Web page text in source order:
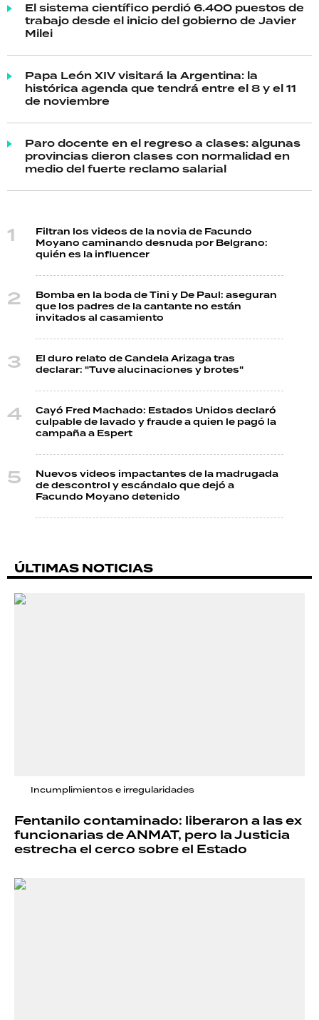
El sistema científico perdió 6.400 puestos de
trabajo desde el inicio del gobierno de Javier
Milei
Papa León XIV visitará la Argentina: la
histórica agenda que tendrá entre el 8 y el 11
de noviembre
Paro docente en el regreso a clases: algunas
provincias dieron clases con normalidad en
medio del fuerte reclamo salarial
Filtran los videos de la novia de Facundo
Moyano caminando desnuda por Belgrano:
quién es la influencer
Bomba en la boda de Tini y De Paul: aseguran
que los padres de la cantante no están
invitados al casamiento
El duro relato de Candela Arizaga tras
declarar: "Tuve alucinaciones y brotes"
Cayó Fred Machado: Estados Unidos declaró
culpable de lavado y fraude a quien le pagó la
campaña a Espert
Nuevos videos impactantes de la madrugada
de descontrol y escándalo que dejó a
Facundo Moyano detenido
ÚLTIMAS NOTICIAS
Incumplimientos e irregularidades
Fentanilo contaminado: liberaron a las ex
funcionarias de ANMAT, pero la Justicia
estrecha el cerco sobre el Estado